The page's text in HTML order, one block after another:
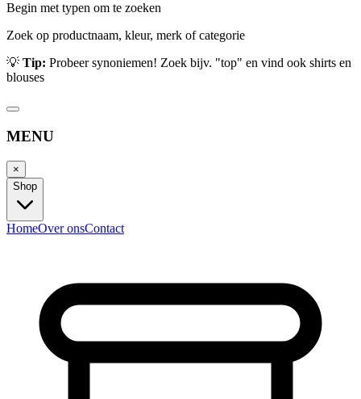
Begin met typen om te zoeken
Zoek op productnaam, kleur, merk of categorie
💡 Tip: Probeer synoniemen! Zoek bijv. "top" en vind ook shirts en
blouses
MENU
×
Shop
HomeOver onsContact